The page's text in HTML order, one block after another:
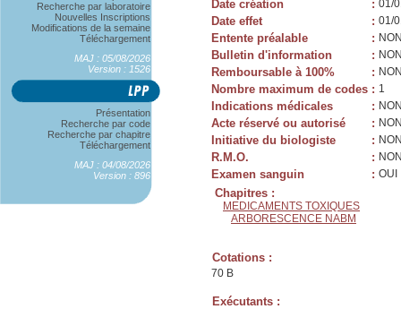
Recherche par laboratoire
Nouvelles Inscriptions
Modifications de la semaine
Téléchargement
MAJ : 05/08/2026
Version : 1526
Présentation
Recherche par code
Recherche par chapitre
Téléchargement
MAJ : 04/08/2026
Version : 896
Date création : 01/
Date effet : 01/
Entente préalable :
Bulletin d'information :
Remboursable à 100% :
Nombre maximum de codes : 1
Indications médicales :
Acte réservé ou autorisé :
Initiative du biologiste :
R.M.O. :
Examen sanguin : OUI
Chapitres :
MEDICAMENTS TOXIQUES
ARBORESCENCE NABM
Cotations :
70 B
Exécutants :